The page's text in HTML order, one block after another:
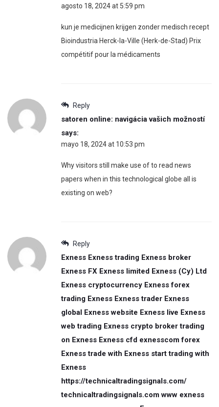
agosto 18, 2024 at 5:59 pm
kun je medicijnen krijgen zonder medisch recept
Bioindustria Herck-la-Ville (Herk-de-Stad) Prix
compétitif pour la médicaments
Reply
satoren online: navigácia vašich možností
says:
mayo 18, 2024 at 10:53 pm
Why visitors still make use of to read news
papers when in this technological globe all is
existing on web?
Reply
Exness Exness trading Exness broker
Exness FX Exness limited Exness (Cy) Ltd
Exness cryptocurrency Exness forex
trading Exness Exness trader Exness
global Exness website Exness live Exness
web trading Exness crypto broker trading
on Exness Exness cfd exnesscom forex
Exness trade with Exness start trading with
Exness
https://technicaltradingsignals.com/
technicaltradingsignals.com www exness